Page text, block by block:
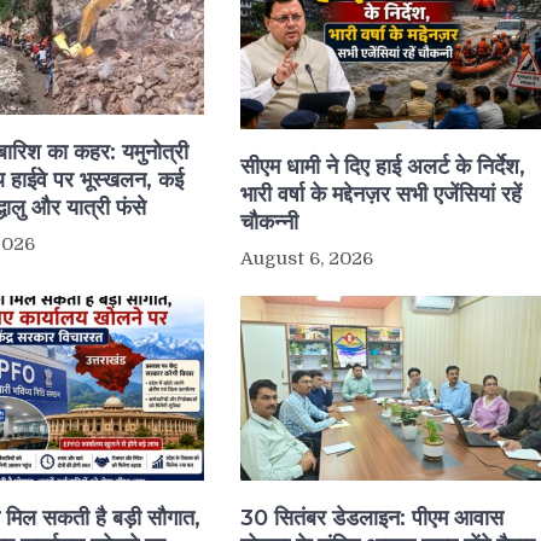
का कहर: यमुनोत्री
हाईवे पर भूस्खलन, कई
और यात्री फंसे
सीएम धामी ने दिए हाई अलर्ट के निर्देश,
भारी वर्षा के मद्देनज़र सभी एजेंसियां रहें
चौकन्नी
August 6, 2026
सकती है बड़ी सौगात,
30 सितंबर डेडलाइन: पीएम आवास